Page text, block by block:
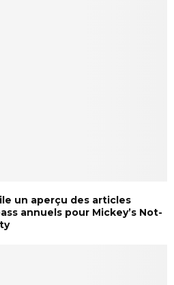
un aperçu des articles
annuels pour Mickey’s Not-